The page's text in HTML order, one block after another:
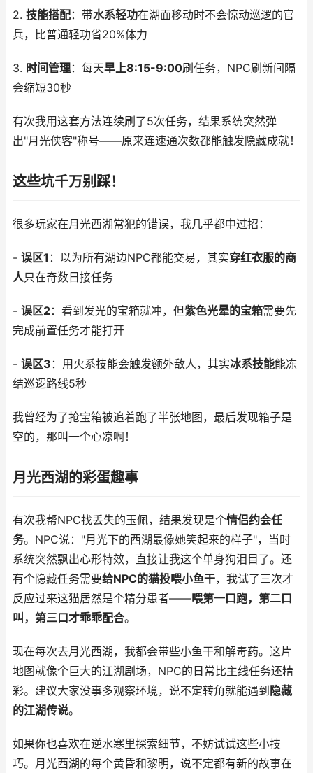
2. 技能搭配：带水系轻功在湖面移动时不会惊动巡逻的官
兵，比普通轻功省20%体力
3. 时间管理：每天早上8:15-9:00刷任务，NPC刷新间隔
会缩短30秒
有次我用这套方法连续刷了5次任务，结果系统突然弹
出"月光侠客"称号——原来连速通次数都能触发隐藏成就！
这些坑千万别踩！
很多玩家在月光西湖常犯的错误，我几乎都中过招：
- 误区1 ：以为所有湖边NPC都能交易，其实穿红衣服的商
人只在奇数日接任务
- 误区2：看到发光的宝箱就冲，但紫色光晕的宝箱需要先
完成前置任务才能打开
- 误区3 ：用火系技能会触发额外敌人，其实冰系技能能冻
结巡逻路线5秒
我曾经为了抢宝箱被追着跑了半张地图，最后发现箱子是
空的，那叫一个心凉啊！
月光西湖的彩蛋趣事
有次我帮NPC找丢失的玉佩，结果发现是个情侣约会任
务。NPC说："月光下的西湖最像她笑起来的样子"，当时
系统突然飘出心形特效，直接让我这个单身狗泪目了。还
有个隐藏任务需要给NPC的猫投喂小鱼干，我试了三次才
反应过来这猫居然是个精分患者——喂第一口跑，第二口
叫，第三口才乖乖配合。
现在每次去月光西湖，我都会带些小鱼干和解毒药。这片
地图就像个巨大的江湖剧场，NPC的日常比主线任务还精
彩。建议大家没事多观察环境，说不定转角就能遇到 隐藏
的江湖传说。
如果你也喜欢在逆水寒里探索细节，不妨试试这些小技
巧。月光西湖的每个黄昏和黎明，说不定都有新的故事在